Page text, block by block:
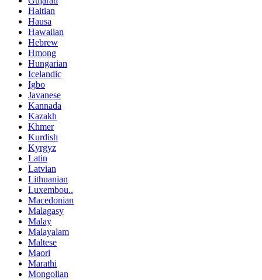
Haitian
Hausa
Hawaiian
Hebrew
Hmong
Hungarian
Icelandic
Igbo
Javanese
Kannada
Kazakh
Khmer
Kurdish
Kyrgyz
Latin
Latvian
Lithuanian
Luxembou..
Macedonian
Malagasy
Malay
Malayalam
Maltese
Maori
Marathi
Mongolian